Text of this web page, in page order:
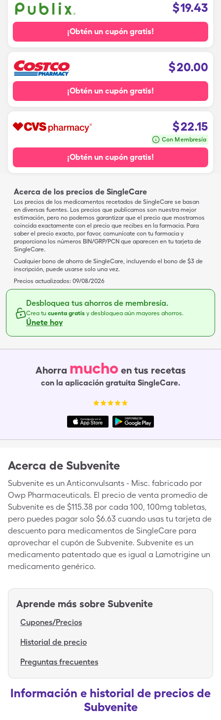
$19.43
¡Obtén un cupón gratis!
$20.00
¡Obtén un cupón gratis!
$22.15
Con Membresía
¡Obtén un cupón gratis!
Acerca de los precios de SingleCare
Los precios de los medicamentos recetados de SingleCare se basan
en diversas fuentes. Los precios que publicamos son nuestra mejor
estimación, pero no podemos garantizar que el precio que mostramos
coincida exactamente con el precio que recibes en la farmacia. Para
saber el precio exacto, por favor, comunícate con tu farmacia y
proporciona los números BIN/GRP/PCN que aparecen en tu tarjeta de
SingleCare.
Cualquier bono de ahorro de SingleCare, incluyendo el bono de $3 de
inscripción, puede usarse solo una vez.
Precios actualizados: 09/08/2026
Desbloquea tus ahorros de membresía.
Crea tu cuenta gratis y desbloquea aún mayores ahorros.
Únete hoy
Ahorra mucho en tus recetas
con la aplicación gratuita SingleCare.
Acerca de Subvenite
Subvenite es un Anticonvulsants - Misc. fabricado por
Owp Pharmaceuticals. El precio de venta promedio de
Subvenite es de $115.38 por cada 100, 100mg tabletas,
pero puedes pagar solo $6.63 cuando usas tu tarjeta de
descuento para medicamentos de SingleCare para
aprovechar el cupón de Subvenite. Subvenite es un
medicamento patentado que es igual a Lamotrigine un
medicamento genérico.
Aprende más sobre Subvenite
Cupones/Precios
Historial de precio
Preguntas frecuentes
Información e historial de precios de
Subvenite